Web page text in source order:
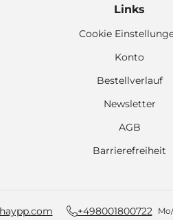
+498001800722
Links
Cookie
Konto
Bestellverlauf
Newsletter
AGB
Barrierefreiheit